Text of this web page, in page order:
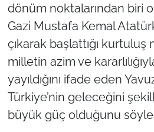
dönüm noktalarından biri
Gazi Mustafa Kemal
çıkarak başlattığı
milletin azim ve
yayıldığını ifade eden
Türkiye’nin geleceğini
büyük güç olduğunu